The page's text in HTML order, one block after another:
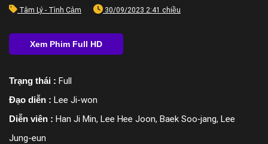
Tâm Lý - Tình Cảm 30/09/2023 2:41 chiều
Trạng thái : Full
Đạo diễn : Lee Ji-won
Diễn viên : Han Ji Min, Lee Hee Joon, Baek Soo‑jang, Lee
Jung-eun